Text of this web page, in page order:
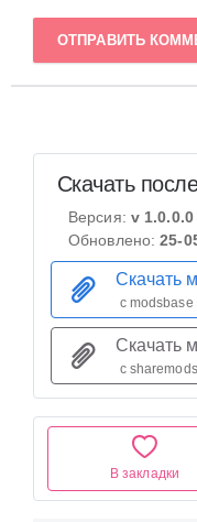
ОТПРАВИТЬ
В закладки
Скачать
Версия: v 1.0.0.0
Обновлено:25-
Скачать
с modsbase
Скачать
с sharemods